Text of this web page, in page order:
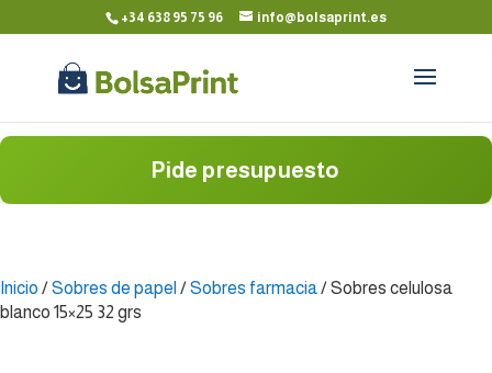
+34 638 95 75 96 info@bolsaprint.es
Pide presupuesto
Inicio /Sobres de papel /Sobres farmacia/ Sobres celulosa
blanco 15×25 32 grs